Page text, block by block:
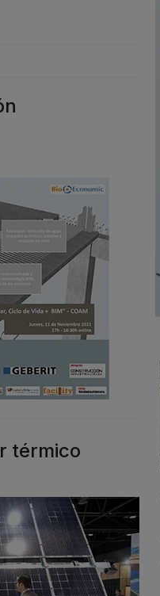
térmico